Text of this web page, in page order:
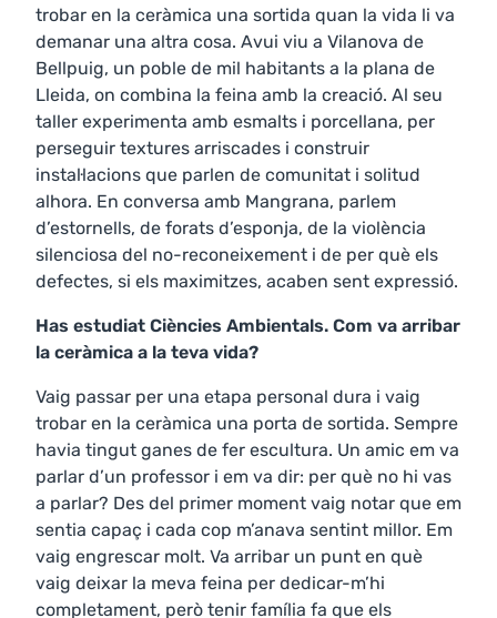
trobar en la ceràmica una sortida quan la vida li va
demanar una altra cosa. Avui viu a Vilanova de
Bellpuig, un poble de mil habitants a la plana de
Lleida, on combina la feina amb la creació. Al seu
taller experimenta amb esmalts i porcellana, per
perseguir textures arriscades i construir
instal·lacions que parlen de comunitat i solitud
alhora. En conversa amb Mangrana, parlem
d’estornells, de forats d’esponja, de la violència
silenciosa del no-reconeixement i de per què els
defectes, si els maximitzes, acaben sent expressió.
Has estudiat Ciències Ambientals. Com va arribar
la ceràmica a la teva vida?
Vaig passar per una etapa personal dura i vaig
trobar en la ceràmica una porta de sortida. Sempre
havia tingut ganes de fer escultura. Un amic em va
parlar d’un professor i em va dir: per què no hi vas
a parlar? Des del primer moment vaig notar que em
sentia capaç i cada cop m’anava sentint millor. Em
vaig engrescar molt. Va arribar un punt en què
vaig deixar la meva feina per dedicar-m’hi
completament, però tenir família fa que els